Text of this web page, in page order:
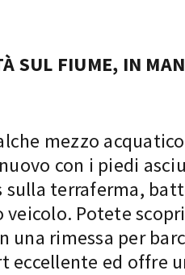
SUL FIUME, IN
mezzo
con i piedi
terraferma,
veicolo. Potete
una rimessa per
eccellente ed offre